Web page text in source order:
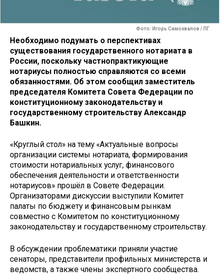
Фото: Игорь Самохвалов / ПГ
Необходимо подумать о перспективах
существования государственного нотариата в
России, поскольку частнопрактикующие
нотариусы полностью справляются со всеми
обязанностями. Об этом сообщил заместитель
председателя Комитета Совета Федерации по
конституционному законодательству и
государственному строительству Александр
Башкин.
«Круглый стол» на тему «Актуальные вопросы
организации системы нотариата, формирования
стоимости нотариальных услуг, финансового
обеспечения деятельности и ответственности
нотариусов» прошёл в Совете Федерации.
Организаторами дискуссии выступили Комитет
палаты по бюджету и финансовым рынкам
совместно с Комитетом по конституционному
законодательству и государственному строительству.
В обсуждении проблематики приняли участие
сенаторы, представители профильных министерств и
ведомств, а также члены экспертного сообщества.